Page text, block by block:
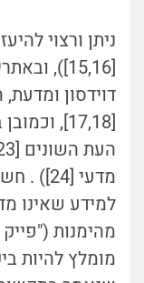
ניתן ורצוי
[15,16]),
דוידסון
[17,18],
מדעי
למידע שאינו
מהימנות ("פייק
מומלץ להיות